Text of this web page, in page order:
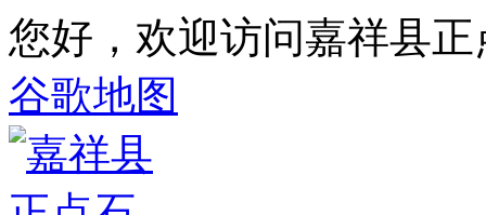
您好，欢迎访问嘉祥县
谷歌地图